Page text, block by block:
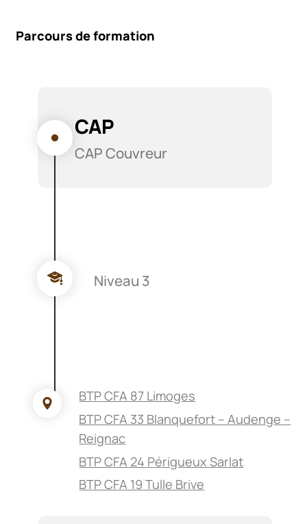
Parcours de formation
CAP
CAP Couvreur
Niveau 3
BTP CFA 87 Limoges
BTP CFA 33 Blanquefort – Audenge –
Reignac
BTP CFA 24 Périgueux Sarlat
BTP CFA 19 Tulle Brive